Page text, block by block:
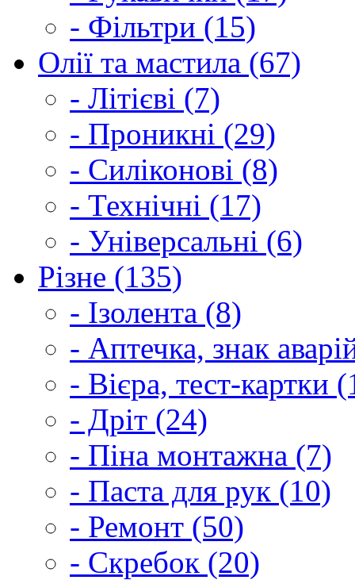
- Фільтри (15)
Олії та мастила (67)
- Літієві (7)
- Проникні (29)
- Силіконові (8)
- Технічні (17)
- Універсальні (6)
Різне (135)
- Ізолента (8)
- Аптечка, знак
- Вієра, тест-картки
- Дріт (24)
- Піна монтажна (7)
- Паста для рук (10)
- Ремонт (50)
- Скребок (20)